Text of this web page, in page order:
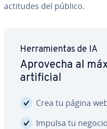
actitudes del público.
He­rra­mie­n­tas de IA
Aprovecha al
ar­ti­fi­cial
Crea tu página
Impulsa tu